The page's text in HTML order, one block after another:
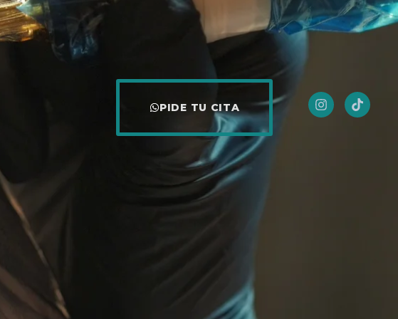
PIDE TU CITA